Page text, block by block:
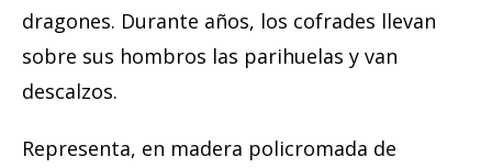
dragones. Durante años, los cofrades llevan
sobre sus hombros las parihuelas y van
descalzos.
Representa, en madera policromada de